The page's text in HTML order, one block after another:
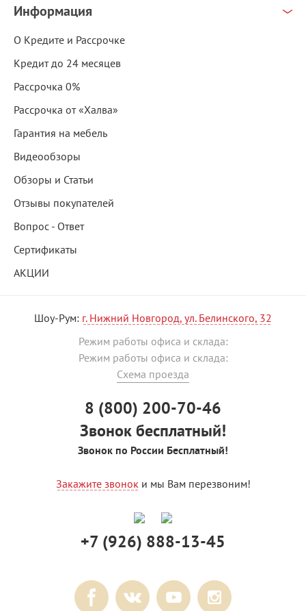
Информация
О Кредите и Рассрочке
Кредит до 24 месяцев
Рассрочка 0%
Рассрочка от «Халва»
Гарантия на мебель
Видеообзоры
Обзоры и Статьи
Отзывы покупателей
Вопрос - Ответ
Сертификаты
АКЦИИ
Шоу-Рум: г. Нижний Новгород, ул. Белинского, 32
Режим работы офиса и склада:
Режим работы офиса и склада:
Схема проезда
8 (800) 200-70-46
Звонок бесплатный!
Звонок по России Бесплатный!
Закажите звоноки мы Вам перезвоним!
+7 (926) 888-13-45